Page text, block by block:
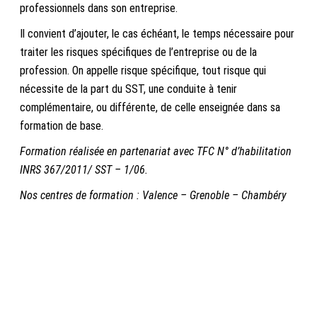
professionnels dans son entreprise.
Il convient d’ajouter, le cas échéant, le temps nécessaire pour
traiter les risques spécifiques de l’entreprise ou de la
profession. On appelle risque spécifique, tout risque qui
nécessite de la part du SST, une conduite à tenir
complémentaire, ou différente, de celle enseignée dans sa
formation de base.
Formation réalisée en partenariat avec TFC N° d’habilitation
INRS 367/2011/ SST – 1/06.
Nos centres de formation : Valence – Grenoble – Chambéry